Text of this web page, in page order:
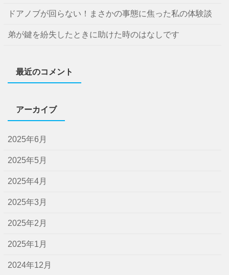
ドアノブが回らない！まさかの事態に焦った私の体験談
弟が鍵を紛失したときに助けた時のはなしです
最近のコメント
アーカイブ
2025年6月
2025年5月
2025年4月
2025年3月
2025年2月
2025年1月
2024年12月